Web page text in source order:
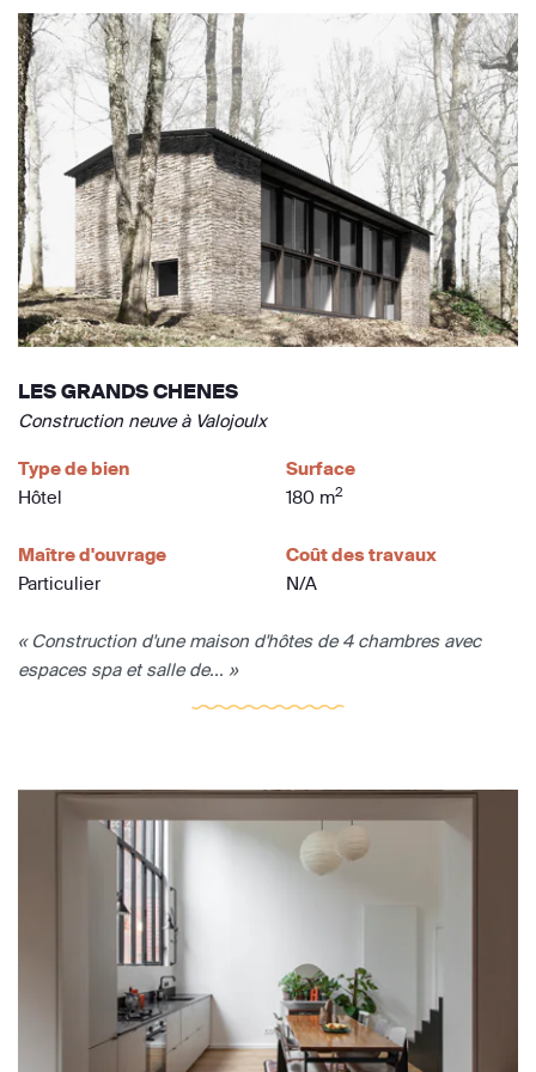
LES GRANDS CHENES
Construction neuve à Valojoulx
Type de bien
Hôtel
Surface
180 m2
Maître d'ouvrage
Particulier
Coût des travaux
N/A
« Construction d'une maison d'hôtes de 4 chambres avec
espaces spa et salle de... »